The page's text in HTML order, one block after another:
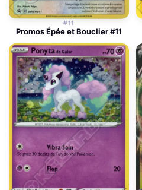
#11
Promos Épée et Bouclier #11